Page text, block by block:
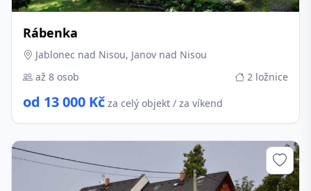
Rábenka
Jablonec nad Nisou, Janov nad Nisou
až 8 osob
2 ložnice
od 13 000 Kč za celý objekt / za víkend